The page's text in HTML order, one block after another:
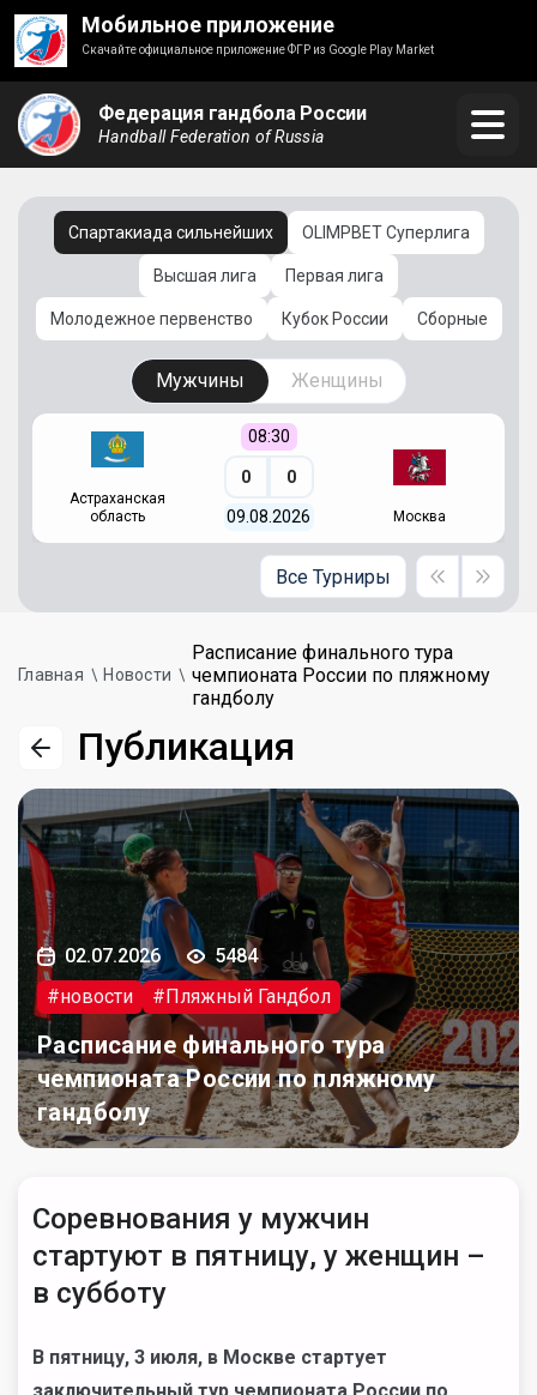
Мобильное приложение
Скачайте официальное приложение ФГР из Google Play Market
Федерация гандбола России
Handball Federation of Russia
Спартакиада сильнейших OLIMPBET Суперлига
Высшая лига Первая лига
Молодежное первенство Кубок России Сборные
Мужчины Женщины
Астраханская
область
08:30
0 0
09.08.2026 Москва
Все Турниры
Главная Новости
Расписание финального тура
чемпионата России по пляжному
гандболу
Публикация
02.07.2026
5484
#новости
#Пляжный Гандбол
Расписание финального тура
чемпионата России по пляжному
гандболу
Соревнования у мужчин
стартуют в пятницу, у женщин –
в субботу
В пятницу, 3 июля, в Москве стартует